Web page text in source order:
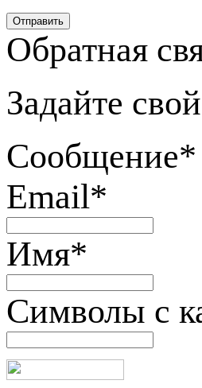
Обратная
Задайте
Сообщение*
Email*
Имя*
Символы с